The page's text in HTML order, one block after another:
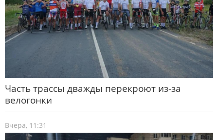
Часть трассы дважды перекроют из-за
велогонки
Вчера, 11:31